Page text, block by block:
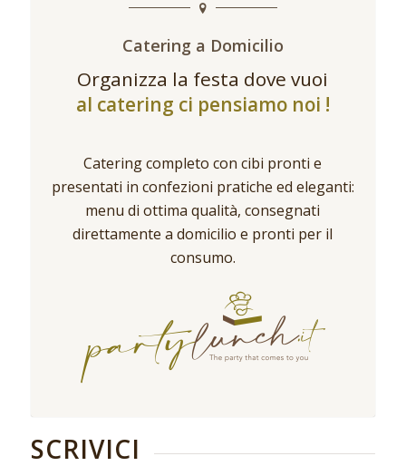
Catering a Domicilio
Organizza la festa dove vuoi
al catering ci pensiamo noi !
Catering completo con cibi pronti e
presentati in confezioni pratiche ed eleganti:
menu di ottima qualità, consegnati
direttamente a domicilio e pronti per il
consumo.
SCRIVICI